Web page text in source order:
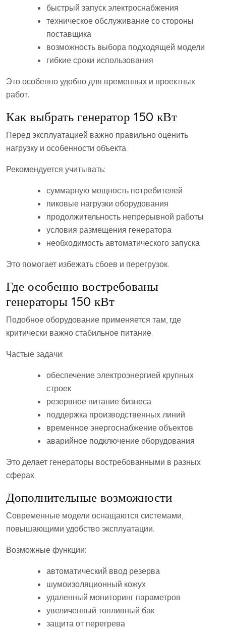
быстрый запуск электроснабжения
техническое обслуживание со стороны
поставщика
возможность выбора подходящей модели
гибкие сроки использования
Это особенно удобно для временных и проектных
работ.
Как выбрать генератор 150 кВт
Перед эксплуатацией важно правильно оценить
нагрузку и особенности объекта.
Рекомендуется учитывать:
суммарную мощность потребителей
пиковые нагрузки оборудования
продолжительность непрерывной работы
условия размещения генератора
необходимость автоматического запуска
Это помогает избежать сбоев и перегрузок.
Где особенно востребованы
генераторы 150 кВт
Подобное оборудование применяется там, где
критически важно стабильное питание.
Частые задачи:
обеспечение электроэнергией крупных
строек
резервное питание бизнеса
поддержка производственных линий
временное энергоснабжение объектов
аварийное подключение оборудования
Это делает генераторы востребованными в разных
сферах.
Дополнительные возможности
Современные модели оснащаются системами,
повышающими удобство эксплуатации.
Возможные функции:
автоматический ввод резерва
шумоизоляционный кожух
удаленный мониторинг параметров
увеличенный топливный бак
защита от перегрева